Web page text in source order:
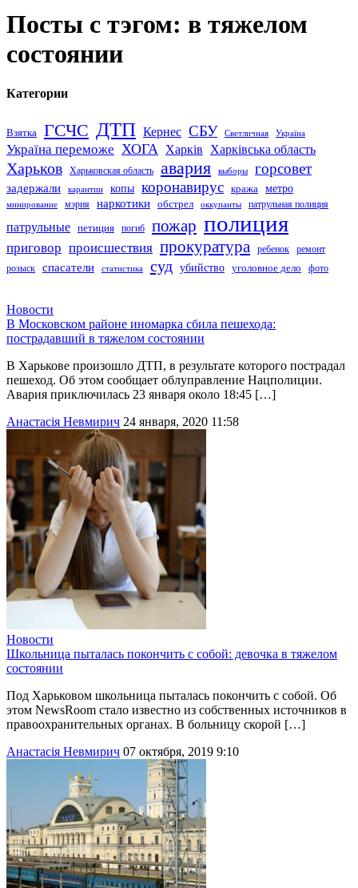
Посты с тэгом: в тяжелом
состоянии
Категории
Взятка ГСЧС ДТП Кернес СБУ Светличная Україна
Україна переможе ХОГА Харків Харківська область
Харьков Харьковская область авария выборы горсовет
задержали карантин копы коронавирус кража метро
минирование мэрия наркотики обстрел оккупанты патрульная полиция
патрульные петиция погиб пожар полиция
приговор происшествия прокуратура ребенок
ремонт
розыск
спасатели статистика суд убийство уголовное дело фото
Новости
В Московском районе иномарка сбила пешехода:
пострадавший в тяжелом состоянии
В Харькове произошло ДТП, в результате которого пострадал
пешеход. Об этом сообщает облуправление Нацполиции.
Авария приключилась 23 января около 18:45 […]
Анастасія Невмирич 24 января, 2020 11:58
Новости
Школьница пыталась покончить с собой: девочка в тяжелом
состоянии
Под Харьковом школьница пыталась покончить с собой. Об
этом NewsRoom стало известно из собственных источников в
правоохранительных органах. В больницу скорой […]
Анастасія Невмирич 07 октября, 2019 9:10